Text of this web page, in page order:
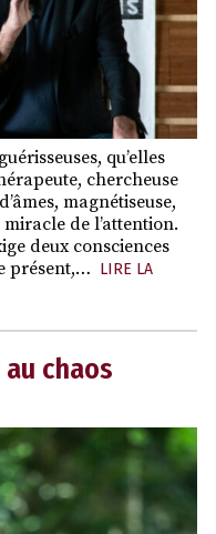
qu’elles
chercheuse
magnétiseuse,
miracle de l’attention.
deux consciences
présent,… LIRE LA
chaos